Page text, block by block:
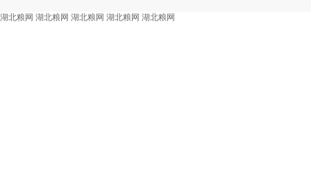
湖北粮网 湖北粮网 湖北粮网 湖北粮网 湖北粮网